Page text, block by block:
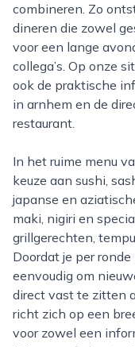
combineren. Zo
dineren die zowel
voor een lange
collega’s. Op onze
ook de praktische
in arnhem en de
restaurant.
In het ruime menu van sumo arnhem vind je een brede
keuze aan sushi,
japanse en
maki, nigiri en
grillgerechten,
Doordat je per
eenvoudig om
direct vast te zitten
richt zich op een
voor zowel een